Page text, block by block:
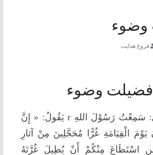
وضوء
فروغ هدایت
فضيلت وضوء
«وَعَنْهُ t قَالَ: سَمِعْتُ رَسُوْلَ اللهِ r يَقُولُ: « إِنَّ
يَوْمَ الْقِيَامَةِ غُرًّا مُحَجَّلِينَ مِنْ آثارِ
اسْتَطَاعَ مِنْكُمْ أَنْ يُطِيلَ غُرَّتَهُ